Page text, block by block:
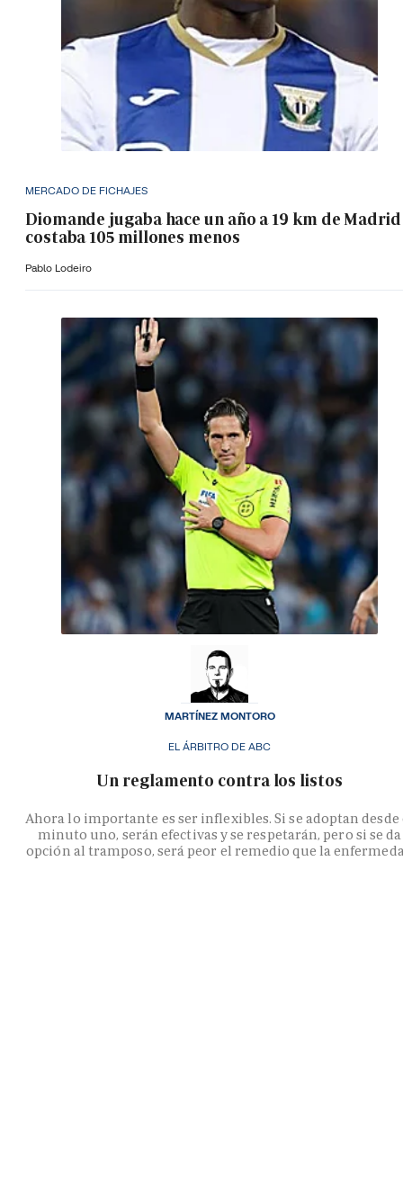
MERCADO DE FICHAJES
Diomande jugaba hace un año a 19 km de
costaba 105 millones menos
Pablo Lodeiro
EL ÁRBITRO DE ABC
Un reglamento contra los listos
Ahora lo importante es ser inflexibles. Si se adoptan desde
minuto uno, serán efectivas y se respetarán, pero si se da
opción al tramposo, será peor el remedio que la
MARTÍNEZ MONTORO